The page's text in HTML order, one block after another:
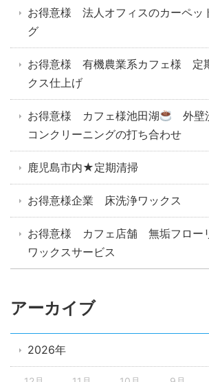
お得意様 法人オフィスのカーペッ
グ
お得意様 有機農業系カフェ様 定
クス仕上げ
お得意様 カフェ様池田湖
外壁
コンクリーニングの打ち合わせ
鹿児島市内★定期清掃
お得意様企業 床洗浄ワックス
お得意様 カフェ店舗 無垢フロー
ワックスサービス
アーカイブ
2026年